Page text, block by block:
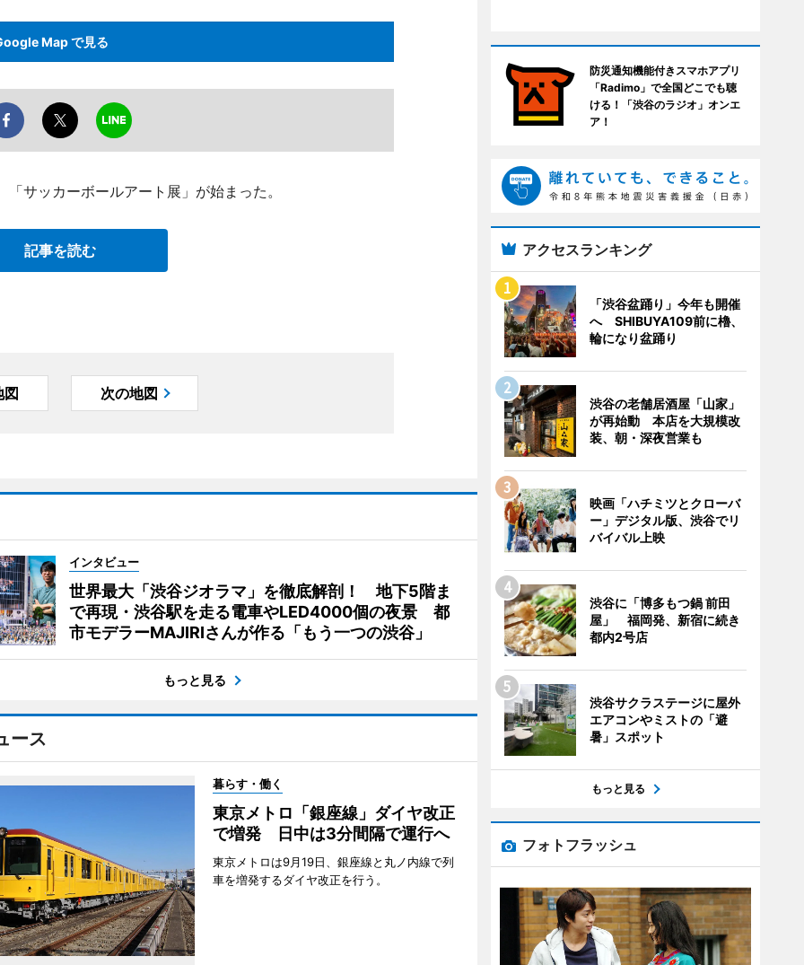
Map で見る
サッカーボールアート展」が始まった。
記事を読む
図 次の地図
インタビュー
世界最大「渋谷ジオラマ」を徹底解剖！ 地下5階ま
で再現・渋谷駅を走る電車やLED4000個の夜景 都
市モデラーMAJIRIさんが作る「もう一つの渋谷」
もっと見る
ース
暮らす・働く
東京メトロ「銀座線」ダイヤ改正
で増発 日中は3分間隔で運行へ
東京メトロは9月19日、銀座線と丸ノ内線で列
車を増発するダイヤ改正を行う。
防災通知機能付きスマホアプリ
「Radimo」で全国どこでも聴
ける！「渋谷のラジオ」オンエ
ア！
アクセスランキング
「渋谷盆踊り」今年も開催
へ SHIBUYA109前に櫓、
輪になり盆踊り
渋谷の老舗居酒屋「山家」
が再始動 本店を大規模改
装、朝・深夜営業も
映画「ハチミツとクローバ
ー」デジタル版、渋谷でリ
バイバル上映
渋谷に「博多もつ鍋 前田
屋」 福岡発、新宿に続き
都内2号店
渋谷サクラステージに屋外
エアコンやミストの「避
暑」スポット
もっと見る
フォトフラッシュ